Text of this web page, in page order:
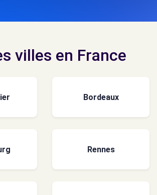
villes en France
Bordeaux
Rennes